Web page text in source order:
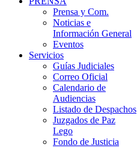
Prensa y Com.
Noticias e
Información General
Eventos
Servicios
Guías Judiciales
Correo Oficial
Calendario de
Audiencias
Listado de Despachos
Juzgados de Paz
Lego
Fondo de Justicia